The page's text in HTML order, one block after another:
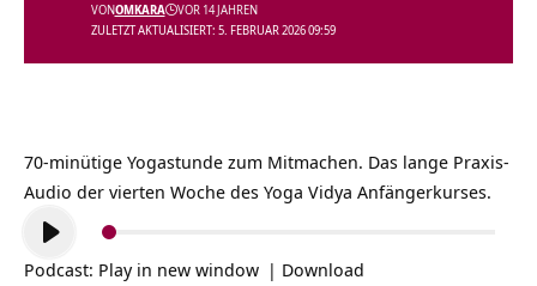
ZULETZT AKTUALISIERT: 5. FEBRUAR 2026 09:59
VONOMKARA VOR 14 JAHREN
70-minütige Yogastunde zum Mitmachen. Das lange Praxis-
Audio der vierten Woche des Yoga Vidya Anfängerkurses.
Audio-
Player
Podcast: Play in new window | Download